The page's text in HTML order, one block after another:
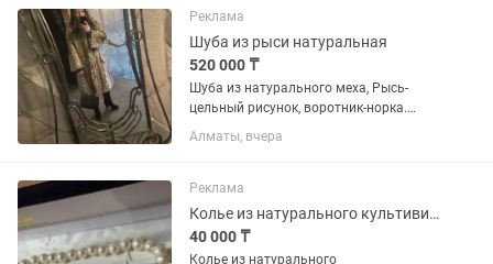
Торга нет!
Реклама
Шуба из рыси натуральная
520 000 ₸
Шуба из натурального меха, Рысь-
цельный рисунок, воротник-норка.
После химчистки. Очень легкая и очень
теплая. Состояние хорошее. Рукав 3/4.
Алматы, вчера
Реклама
Колье из натурального культивированного жемчуга
40 000 ₸
Колье из натурального